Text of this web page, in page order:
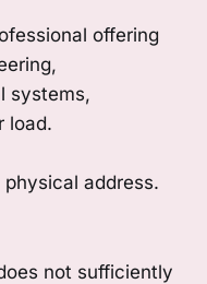
offering
systems,
load.
address.
not sufficiently